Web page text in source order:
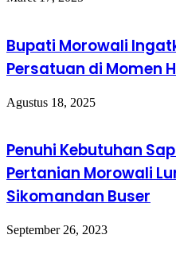
Bupati Morowali
Persatuan di Momen
Agustus 18, 2025
Penuhi Kebutuhan
Pertanian Morowali
Sikomandan Buser
September 26, 2023